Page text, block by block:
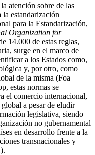
atención sobre de las
la estandarización
para la Estandarización,
Organization for
14.000 de estas reglas,
surge en el marco de
a los Estados como,
y, por otro, como
de la misma (Foa
estas normas se
el comercio internacional,
a pesar de eludir
legislativa, siendo
no gubernamental
en desarrollo frente a la
transnacionales y